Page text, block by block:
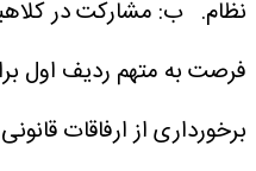
نظام. ب: مشارکت در
فرصت به متهم ردیف اول
برخورداری از ارفاقات قانونی